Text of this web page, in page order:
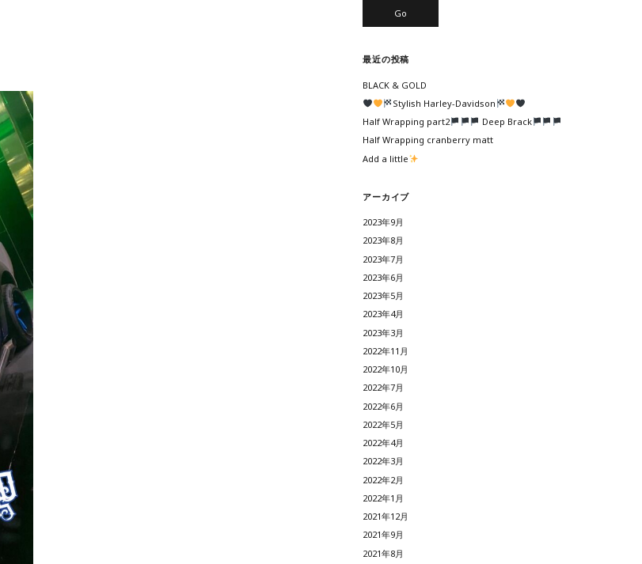
r
c
h
最近の投稿
BLACK & GOLD
Stylish Harley-Davidson
Half Wrapping part2
Deep Brack
Half Wrapping cranberry matt
Add a little
アーカイブ
2023年9月
2023年8月
2023年7月
2023年6月
2023年5月
2023年4月
2023年3月
2022年11月
2022年10月
2022年7月
2022年6月
2022年5月
2022年4月
2022年3月
2022年2月
2022年1月
2021年12月
2021年9月
2021年8月